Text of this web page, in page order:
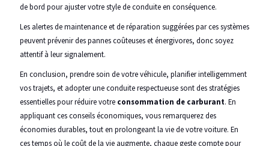
de bord pour ajuster votre style de conduite en conséquence.
Les alertes de maintenance et de réparation suggérées par ces systèmes
peuvent prévenir des pannes coûteuses et énergivores, donc soyez
attentif à leur signalement.
En conclusion, prendre soin de votre véhicule, planifier intelligemment
vos trajets, et adopter une conduite respectueuse sont des stratégies
essentielles pour réduire votre consommation de carburant. En
appliquant ces conseils économiques, vous remarquerez des
économies durables, tout en prolongeant la vie de votre voiture. En
ces temps où le coût de la vie augmente, chaque geste compte pour